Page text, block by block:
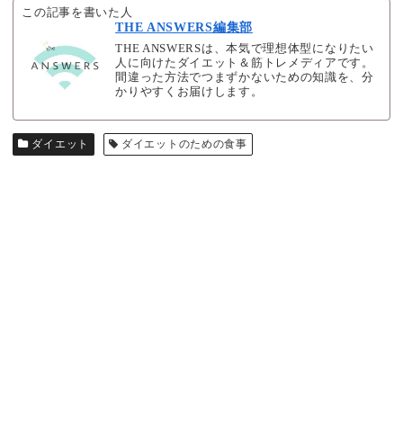
この記事を書いた人
THE ANSWERS編集部
THE ANSWERSは、本気で理想体型になりたい
人に向けたダイエット＆筋トレメディアです。
間違った方法でつまずかないための知識を、分
かりやすくお届けします。
ダイエット ダイエットのための食事